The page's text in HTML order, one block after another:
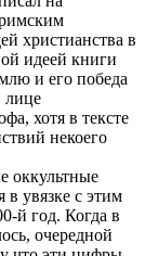
христианства в
идеей книги
и его победа
лице
хотя в тексте
некоего
оккультные
в увязке с этим
й год. Когда в
очередной